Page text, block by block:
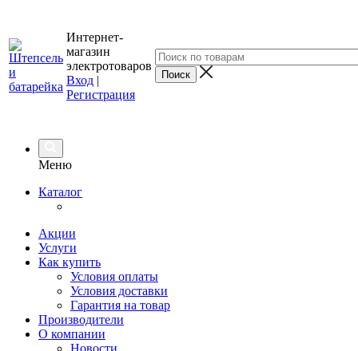
Интернет-
магазин
электротоваров
Вход |
Регистрация
Меню
Каталог
Акции
Услуги
Как купить
Условия оплаты
Условия доставки
Гарантия на товар
Производители
О компании
Новости